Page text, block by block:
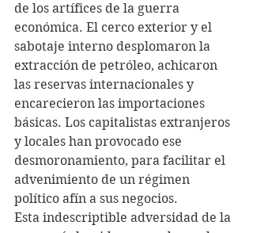
de los artífices de la guerra
económica. El cerco exterior y el
sabotaje interno desplomaron la
extracción de petróleo, achicaron
las reservas internacionales y
encarecieron las importaciones
básicas. Los capitalistas extranjeros
y locales han provocado ese
desmoronamiento, para facilitar el
advenimiento de un régimen
político afín a sus negocios.
Esta indescriptible adversidad de la